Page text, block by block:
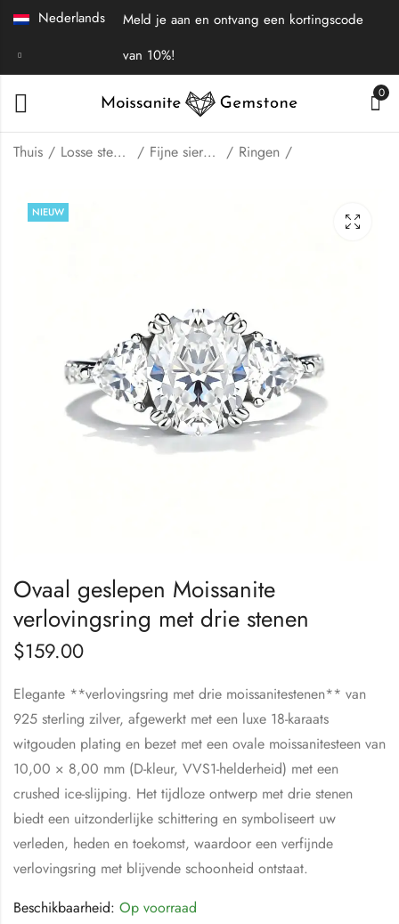
Nederlands
Meld je aan en ontvang een kortingscode
van 10%!
0
Thuis Losse stenen | Fijne sieraden Fijne sieraden Ringen
NIEUW
Ovaal geslepen Moissanite
verlovingsring met drie stenen
$159.00
Elegante **verlovingsring met drie moissanitestenen** van
925 sterling zilver, afgewerkt met een luxe 18-karaats
witgouden plating en bezet met een ovale moissanitesteen van
10,00 × 8,00 mm (D-kleur, VVS1-helderheid) met een
crushed ice-slijping. Het tijdloze ontwerp met drie stenen
biedt een uitzonderlijke schittering en symboliseert uw
verleden, heden en toekomst, waardoor een verfijnde
verlovingsring met blijvende schoonheid ontstaat.
Beschikbaarheid: Op voorraad